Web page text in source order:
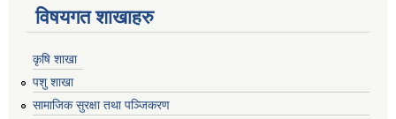
विषयगत शाखाहरु
कृषि शाखा
पशु शाखा
सामाजिक सुरक्षा तथा पञ्जिकरण